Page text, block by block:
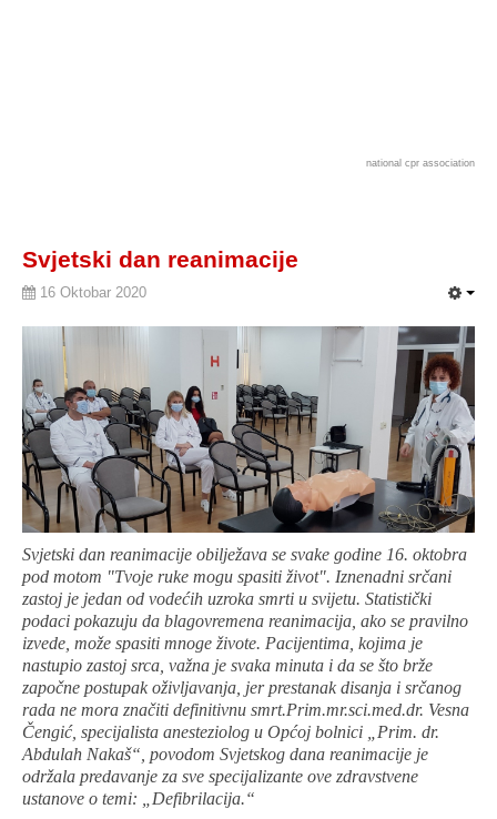
national cpr association
Svjetski dan reanimacije
16 Oktobar 2020
Svjetski dan reanimacije obilježava se svake godine 16. oktobra
pod motom "Tvoje ruke mogu spasiti život". Iznenadni srčani
zastoj je jedan od vodećih uzroka smrti u svijetu. Statistički
podaci pokazuju da blagovremena reanimacija, ako se pravilno
izvede, može spasiti mnoge živote. Pacijentima, kojima je
nastupio zastoj srca, važna je svaka minuta i da se što brže
započne postupak oživljavanja, jer prestanak disanja i srčanog
rada ne mora značiti definitivnu smrt.Prim.mr.sci.med.dr. Vesna
Čengić, specijalista anesteziolog u Općoj bolnici
„Prim. dr.
Abdulah Nakaš“, povodom Svjetskog dana reanimacije je
održala predavanje za sve specijalizante ove zdravstvene
ustanove o temi: „Defibrilacija.“